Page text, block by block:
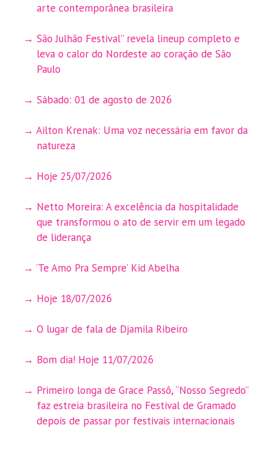
arte contemporânea brasileira
São Julhão Festival” revela lineup completo e
leva o calor do Nordeste ao coração de São
Paulo
Sábado: 01 de agosto de 2026
Ailton Krenak: Uma voz necessária em favor da
natureza
Hoje 25/07/2026
Netto Moreira: A excelência da hospitalidade
que transformou o ato de servir em um legado
de liderança
‘Te Amo Pra Sempre’ Kid Abelha
Hoje 18/07/2026
O lugar de fala de Djamila Ribeiro
Bom dia! Hoje 11/07/2026
Primeiro longa de Grace Passô, “Nosso Segredo”
faz estreia brasileira no Festival de Gramado
depois de passar por festivais internacionais